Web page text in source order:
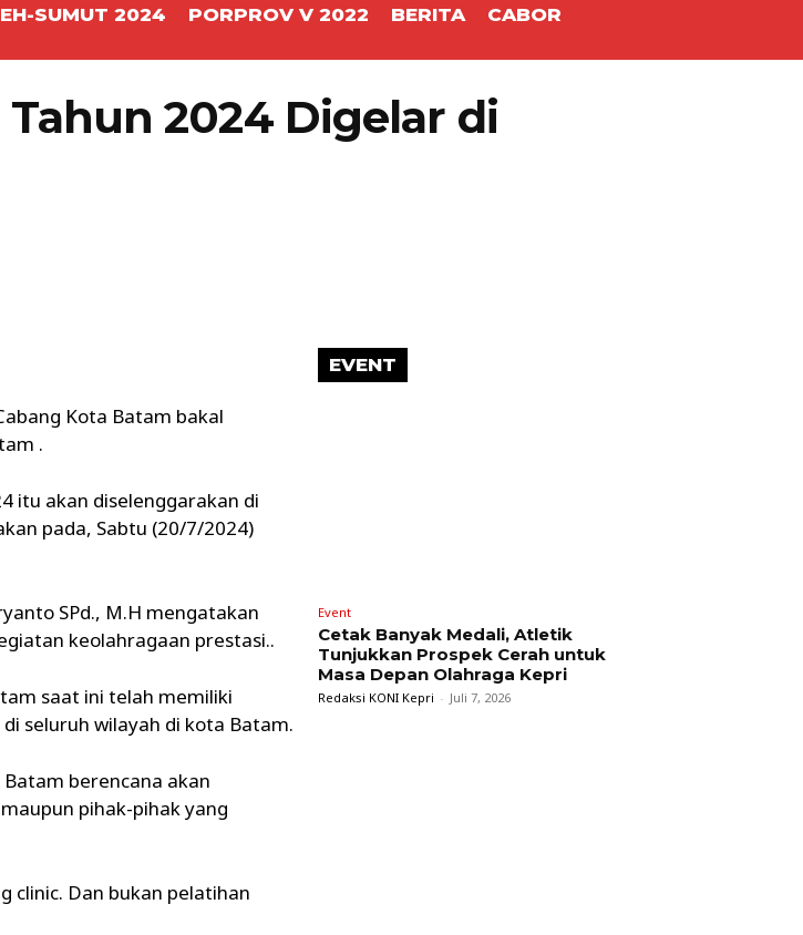
SUMUT 2024 PORPROV V 2022 BERITA
CABOR
2024 Digelar di
Kota Batam bakal
.
itu akan diselenggarakan di
pada, Sabtu (20/7/2024)
SPd., M.H mengatakan
keolahragaan prestasi..
saat ini telah memiliki
seluruh wilayah di kota Batam.
berencana akan
pihak-pihak yang
clinic. Dan bukan pelatihan
EVENT
Event
Cetak Banyak Medali, Atletik
Tunjukkan Prospek Cerah untuk
Masa Depan Olahraga Kepri
Redaksi KONI Kepri - Juli 7, 2026